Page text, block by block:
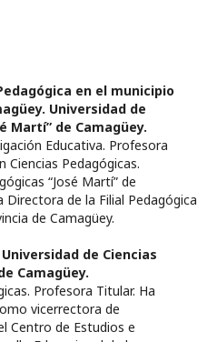
en el municipio
Universidad de
Martí” de Camagüey.
Educativa. Profesora
Ciencias Pedagógicas.
“José Martí” de
Directora de la Filial Pedagógica
de Camagüey.
Universidad de Ciencias
Camagüey.
Profesora Titular. Ha
vicerrectora de
Centro de Estudios e